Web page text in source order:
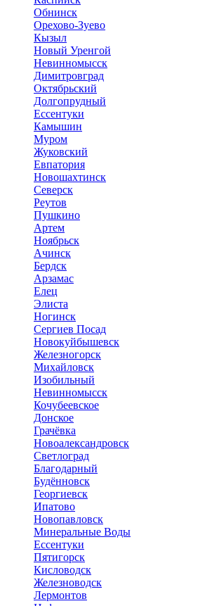
Обнинск
Орехово-Зуево
Кызыл
Новый Уренгой
Невинномысск
Димитровград
Октябрьский
Долгопрудный
Ессентуки
Камышин
Муром
Жуковский
Евпатория
Новошахтинск
Северск
Реутов
Пушкино
Артем
Ноябрьск
Ачинск
Бердск
Арзамас
Елец
Элиста
Ногинск
Сергиев Посад
Новокуйбышевск
Железногорск
Михайловск
Изобильный
Невинномысск
Кочубеевское
Донское
Грачёвка
Новоалександровск
Светлоград
Благодарный
Будённовск
Георгиевск
Ипатово
Новопавловск
Минеральные Воды
Ессентуки
Пятигорск
Кисловодск
Железноводск
Лермонтов